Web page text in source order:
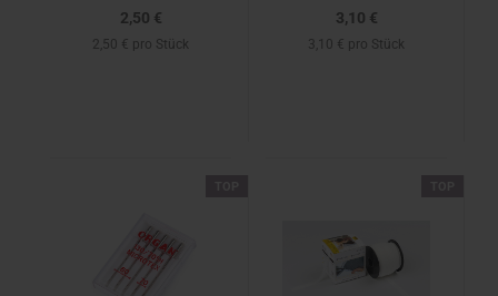
2,50 €
2,50 € pro Stück
3,10 €
3,10 € pro Stück